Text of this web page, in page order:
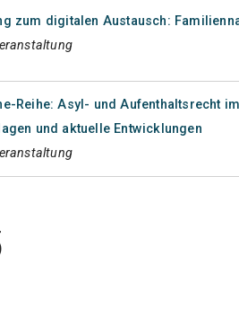
zum digitalen Austausch:
Reihe: Asyl- und Aufenthaltsrecht
und aktuelle Entwicklungen